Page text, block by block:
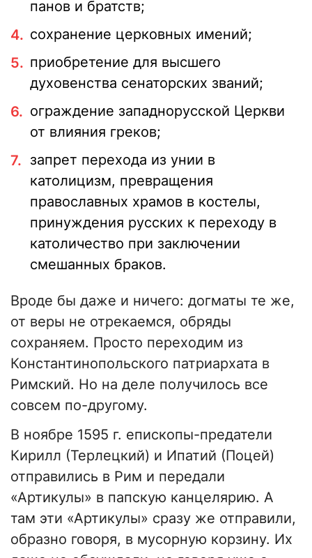
панов и братств;
сохранение церковных имений;
приобретение для высшего
духовенства сенаторских званий;
ограждение западнорусской Церкви
от влияния греков;
запрет перехода из унии в
католицизм, превращения
православных храмов в костелы,
принуждения русских к переходу в
католичество при заключении
смешанных браков.
Вроде бы даже и ничего: догматы те же,
от веры не отрекаемся, обряды
сохраняем. Просто переходим из
Константинопольского патриархата в
Римский. Но на деле получилось все
совсем по-другому.
В ноябре 1595 г. епископы-предатели
Кирилл (Терлецкий) и Ипатий (Поцей)
отправились в Рим и передали
«Артикулы» в папскую канцелярию. А
там эти «Артикулы» сразу же отправили,
образно говоря, в мусорную корзину. Их